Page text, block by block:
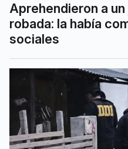
Aprehendieron a
robada: la había
sociales